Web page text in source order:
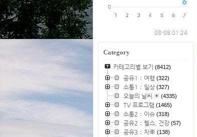
08-08 01:24
Category
카테고리별 보기 (8412)
공유1：여행 (322)
소통1：일상(327)
오늘의 날씨 ☀ (4335)
TV 프로그램 (1465)
소통2：이슈(318)
공유2：헬스, 건강(57)
공유3：차車(138)